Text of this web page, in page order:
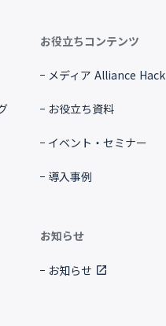
お役立ちコンテンツ
メディア Alliance Hack
お役立ち資料
イベント・セミナー
導入事例
お知らせ
お知らせ open_in_new